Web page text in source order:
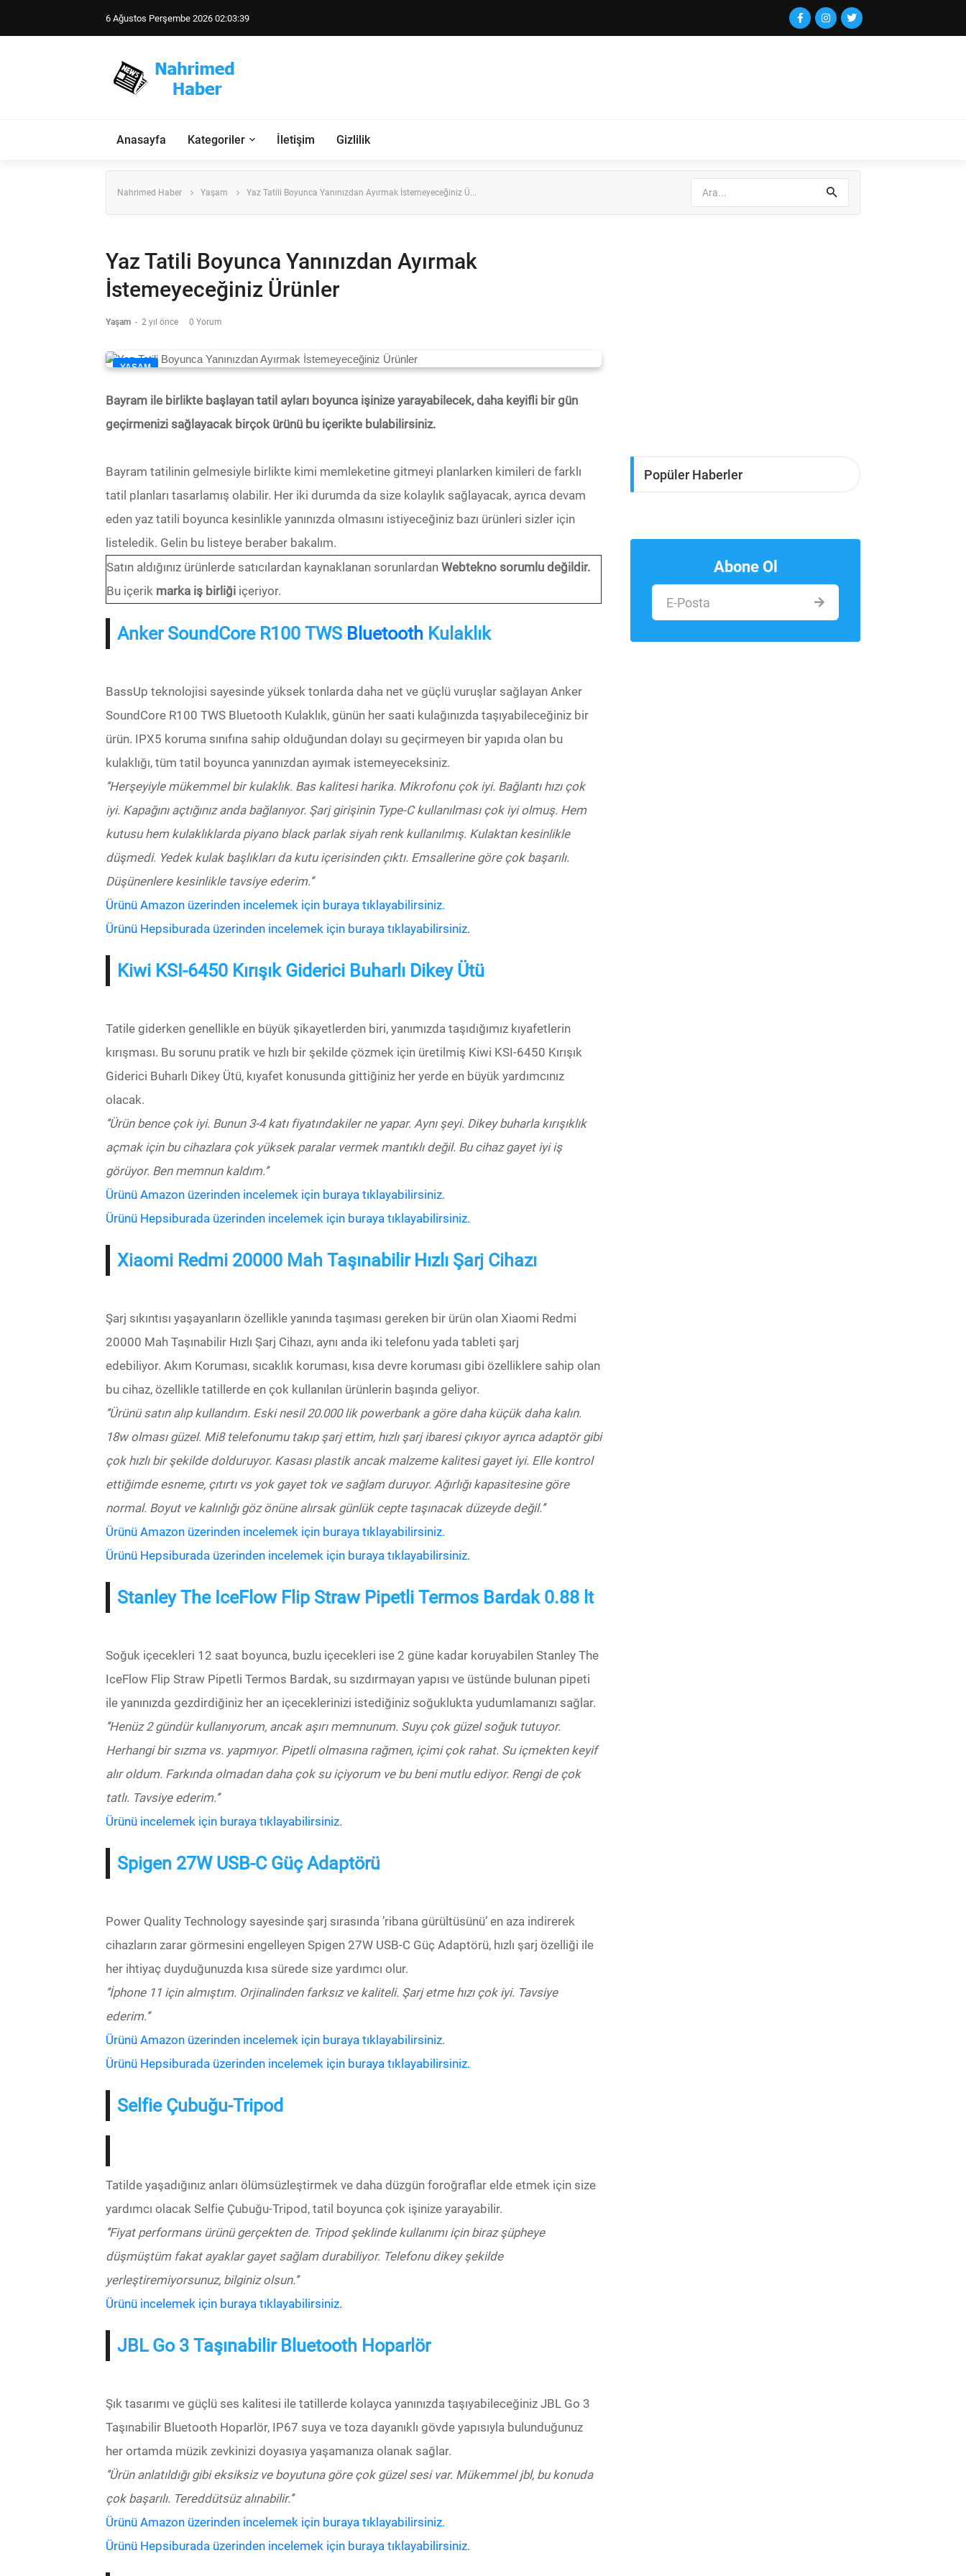
6 Ağustos Perşembe 2026 02:03:40
Anasayfa Kategoriler İletişim Gizlilik
Nahrimed Haber Yaşam Yaz Tatili Boyunca Yanınızdan Ayırmak İstemeyeceğiniz Ü...
Yaz Tatili Boyunca Yanınızdan Ayırmak
İstemeyeceğiniz Ürünler
Yaşam - 2 yıl önce 0 Yorum
YAŞAM
Bayram ile birlikte başlayan tatil ayları boyunca işinize yarayabilecek, daha keyifli bir gün
geçirmenizi sağlayacak birçok ürünü bu içerikte bulabilirsiniz.
Bayram tatilinin gelmesiyle birlikte kimi memleketine gitmeyi planlarken kimileri de farklı
tatil planları tasarlamış olabilir. Her iki durumda da size kolaylık sağlayacak, ayrıca devam
eden yaz tatili boyunca kesinlikle yanınızda olmasını istiyeceğiniz bazı ürünleri sizler için
listeledik. Gelin bu listeye beraber bakalım.
Satın aldığınız ürünlerde satıcılardan kaynaklanan sorunlardan Webtekno sorumlu değildir.
Bu içerik marka iş birliği içeriyor.
Anker SoundCore R100 TWS Bluetooth Kulaklık
BassUp teknolojisi sayesinde yüksek tonlarda daha net ve güçlü vuruşlar sağlayan Anker
SoundCore R100 TWS Bluetooth Kulaklık, günün her saati kulağınızda taşıyabileceğiniz bir
ürün. IPX5 koruma sınıfına sahip olduğundan dolayı su geçirmeyen bir yapıda olan bu
kulaklığı, tüm tatil boyunca yanınızdan ayımak istemeyeceksiniz.
’’Herşeyiyle mükemmel bir kulaklık. Bas kalitesi harika. Mikrofonu çok iyi. Bağlantı hızı çok
iyi. Kapağını açtığınız anda bağlanıyor. Şarj girişinin Type-C kullanılması çok iyi olmuş. Hem
kutusu hem kulaklıklarda piyano black parlak siyah renk kullanılmış. Kulaktan kesinlikle
düşmedi. Yedek kulak başlıkları da kutu içerisinden çıktı. Emsallerine göre çok başarılı.
Düşünenlere kesinlikle tavsiye ederim.’’
Ürünü Amazon üzerinden incelemek için buraya tıklayabilirsiniz.
Ürünü Hepsiburada üzerinden incelemek için buraya tıklayabilirsiniz.
Kiwi KSI-6450 Kırışık Giderici Buharlı Dikey Ütü
Tatile giderken genellikle en büyük şikayetlerden biri, yanımızda taşıdığımız kıyafetlerin
kırışması. Bu sorunu pratik ve hızlı bir şekilde çözmek için üretilmiş Kiwi KSI-6450 Kırışık
Giderici Buharlı Dikey Ütü, kıyafet konusunda gittiğiniz her yerde en büyük yardımcınız
olacak.
’’Ürün bence çok iyi. Bunun 3-4 katı fiyatındakiler ne yapar. Aynı şeyi. Dikey buharla kırışıklık
açmak için bu cihazlara çok yüksek paralar vermek mantıklı değil. Bu cihaz gayet iyi iş
görüyor. Ben memnun kaldım.’’
Ürünü Amazon üzerinden incelemek için buraya tıklayabilirsiniz.
Ürünü Hepsiburada üzerinden incelemek için buraya tıklayabilirsiniz.
Xiaomi Redmi 20000 Mah Taşınabilir Hızlı Şarj Cihazı
Şarj sıkıntısı yaşayanların özellikle yanında taşıması gereken bir ürün olan Xiaomi Redmi
20000 Mah Taşınabilir Hızlı Şarj Cihazı, aynı anda iki telefonu yada tableti şarj
edebiliyor. Akım Koruması, sıcaklık koruması, kısa devre koruması gibi özelliklere sahip olan
bu cihaz, özellikle tatillerde en çok kullanılan ürünlerin başında geliyor.
’’Ürünü satın alıp kullandım. Eski nesil 20.000 lik powerbank a göre daha küçük daha kalın.
18w olması güzel. Mi8 telefonumu takıp şarj ettim, hızlı şarj ibaresi çıkıyor ayrıca adaptör gibi
çok hızlı bir şekilde dolduruyor. Kasası plastik ancak malzeme kalitesi gayet iyi. Elle kontrol
ettiğimde esneme, çıtırtı vs yok gayet tok ve sağlam duruyor. Ağırlığı kapasitesine göre
normal. Boyut ve kalınlığı göz önüne alırsak günlük cepte taşınacak düzeyde değil.’’
Ürünü Amazon üzerinden incelemek için buraya tıklayabilirsiniz.
Ürünü Hepsiburada üzerinden incelemek için buraya tıklayabilirsiniz.
Stanley The IceFlow Flip Straw Pipetli Termos Bardak 0.88 lt
Soğuk içecekleri 12 saat boyunca, buzlu içecekleri ise 2 güne kadar koruyabilen Stanley The
IceFlow Flip Straw Pipetli Termos Bardak, su sızdırmayan yapısı ve üstünde bulunan pipeti
ile yanınızda gezdirdiğiniz her an içeceklerinizi istediğiniz soğuklukta yudumlamanızı sağlar.
’’Henüz 2 gündür kullanıyorum, ancak aşırı memnunum. Suyu çok güzel soğuk tutuyor.
Herhangi bir sızma vs. yapmıyor. Pipetli olmasına rağmen, içimi çok rahat. Su içmekten keyif
alır oldum. Farkında olmadan daha çok su içiyorum ve bu beni mutlu ediyor. Rengi de çok
tatlı. Tavsiye ederim.’’
Ürünü incelemek için buraya tıklayabilirsiniz.
Spigen 27W USB-C Güç Adaptörü
Power Quality Technology sayesinde şarj sırasında ’ribana gürültüsünü’ en aza indirerek
cihazların zarar görmesini engelleyen Spigen 27W USB-C Güç Adaptörü, hızlı şarj özelliği ile
her ihtiyaç duyduğunuzda kısa sürede size yardımcı olur.
’’İphone 11 için almıştım. Orjinalinden farksız ve kaliteli. Şarj etme hızı çok iyi. Tavsiye
ederim.’’
Ürünü Amazon üzerinden incelemek için buraya tıklayabilirsiniz.
Ürünü Hepsiburada üzerinden incelemek için buraya tıklayabilirsiniz.
Selfie Çubuğu-Tripod
Tatilde yaşadığınız anları ölümsüzleştirmek ve daha düzgün foroğraflar elde etmek için size
yardımcı olacak Selfie Çubuğu-Tripod, tatil boyunca çok işinize yarayabilir.
’’Fiyat performans ürünü gerçekten de. Tripod şeklinde kullanımı için biraz şüpheye
düşmüştüm fakat ayaklar gayet sağlam durabiliyor. Telefonu dikey şekilde
yerleştiremiyorsunuz, bilginiz olsun.’’
Ürünü incelemek için buraya tıklayabilirsiniz.
JBL Go 3 Taşınabilir Bluetooth Hoparlör
Şık tasarımı ve güçlü ses kalitesi ile tatillerde kolayca yanınızda taşıyabileceğiniz JBL Go 3
Taşınabilir Bluetooth Hoparlör, IP67 suya ve toza dayanıklı gövde yapısıyla bulunduğunuz
her ortamda müzik zevkinizi doyasıya yaşamanıza olanak sağlar.
’’Ürün anlatıldığı gibi eksiksiz ve boyutuna göre çok güzel sesi var. Mükemmel jbl, bu konuda
çok başarılı. Tereddütsüz alınabilir.’’
Ürünü Amazon üzerinden incelemek için buraya tıklayabilirsiniz.
Ürünü Hepsiburada üzerinden incelemek için buraya tıklayabilirsiniz.
Popüler Haberler
Abone Ol